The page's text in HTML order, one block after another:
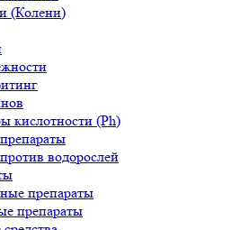
(Колени)
кислотности (Ph)
водорослей
препараты
препараты